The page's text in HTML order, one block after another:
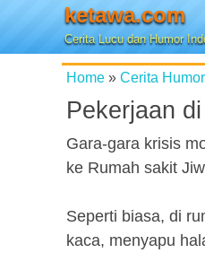
ketawa.com
Cerita Lucu dan Humor
Home » Cerita
Pekerjaan
Gara-gara krisis
ke Rumah sakit
Seperti biasa, di
kaca, menyapu